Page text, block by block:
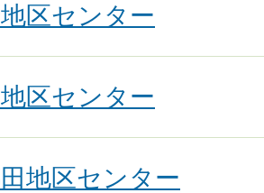
区センター
区センター
地区センター